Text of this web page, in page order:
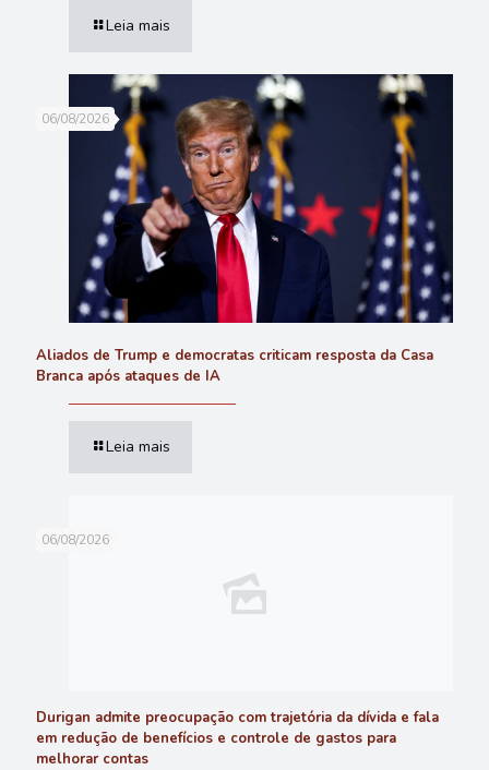
Leia mais
06/08/2026
Aliados de Trump e democratas criticam resposta da Casa
Branca após ataques de IA
Leia mais
06/08/2026
Durigan admite preocupação com trajetória da dívida e fala
em redução de benefícios e controle de gastos para
melhorar contas